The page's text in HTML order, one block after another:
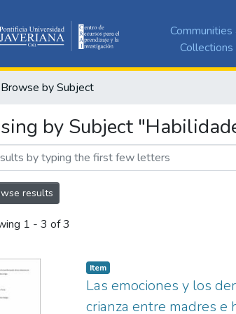
Communities
Collections
Browse by Subject
by Subject
results
1 - 3 of 3
Item
Las emociones y los
crianza entre madres e